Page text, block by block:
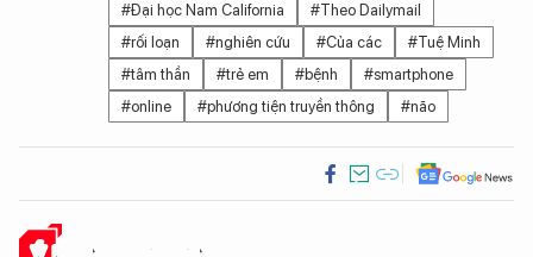
#Đại học Nam California
#Theo Dailymail
#rối loạn
#nghiên cứu #Của các
#Tuệ Minh
#tâm thần
#trẻ em #bệnh
#smartphone
#online
#phương tiện truyền thông #não